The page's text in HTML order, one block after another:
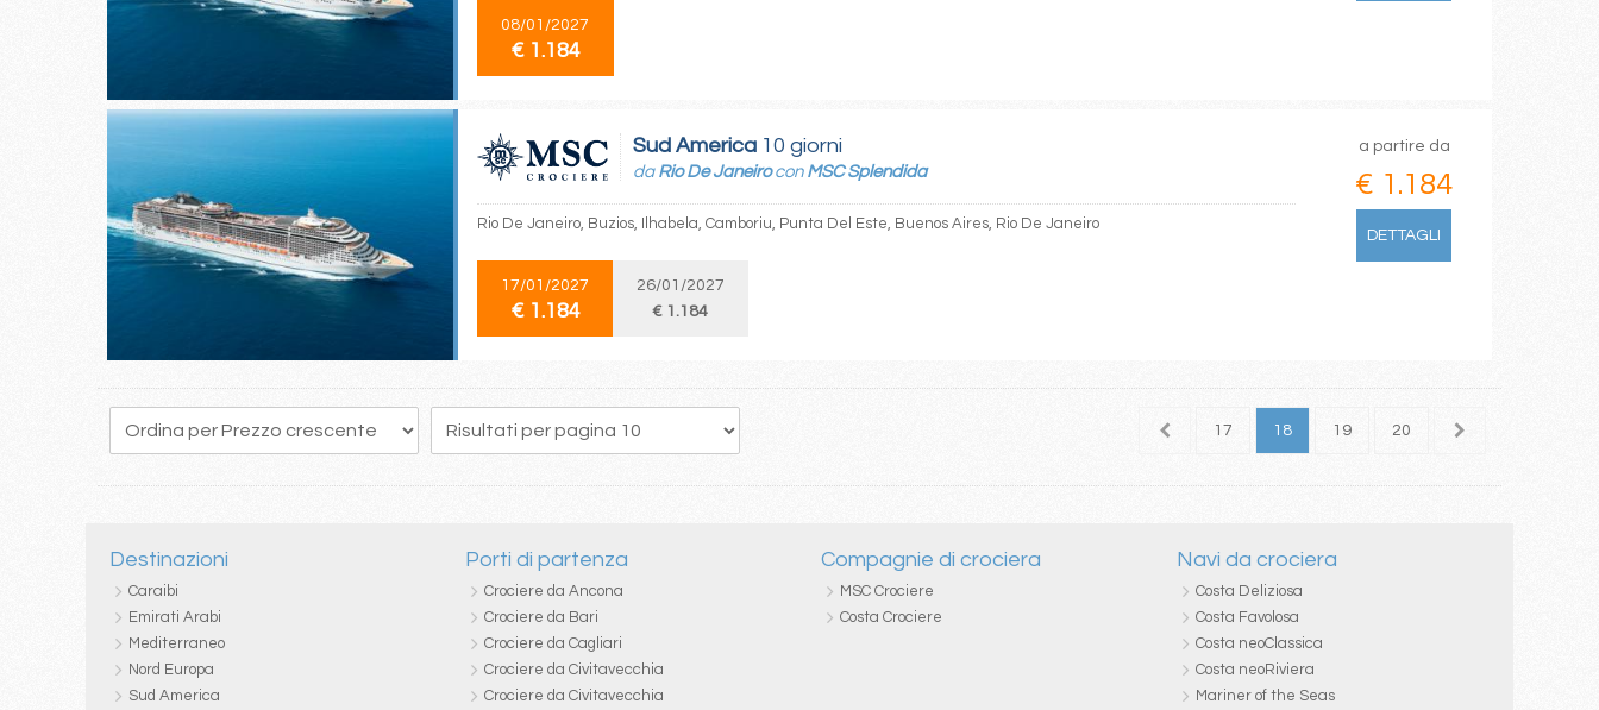
08/01/2027
€ 1.184
Sud America 10 giorni
da Rio De Janeirocon MSC Splendida
Rio De Janeiro, Buzios, Ilhabela, Camboriu, Punta Del Este, Buenos Aires, Rio De Janeiro
17/01/2027
€ 1.184
26/01/2027
€ 1.184
a partire da
€ 1.184
DETTAGLI
1 2 4 5 6 7 16 17 18 19 20
Destinazioni
Caraibi
Emirati Arabi
Mediterraneo
Nord Europa
Sud America
Porti di partenza
Crociere da Ancona
Crociere da Bari
Crociere da Cagliari
Crociere da Civitavecchia
Crociere da Civitavecchia
Compagnie di crociera
MSC Crociere
Costa Crociere
Navi da crociera
Costa Deliziosa
Costa Favolosa
Costa neoClassica
Costa neoRiviera
Mariner of the Seas